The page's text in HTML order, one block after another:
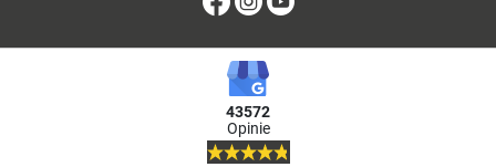
43572
Opinie